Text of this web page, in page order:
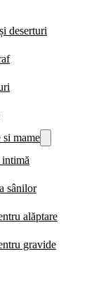
deserturi
si mame
sânilor
alăptare
gravide